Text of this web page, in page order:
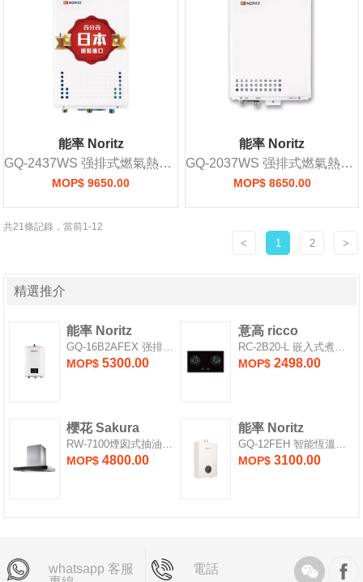
能率 Noritz
GQ-2437WS 强排式燃氣熱水爐
MOP$ 9650.00
能率 Noritz
GQ-2037WS 强排式燃氣熱水爐
MOP$ 8650.00
共21條記錄，當前1-12
< 1 2 >
精選推介
能率 Noritz
GQ-16B2AFEX 强排式燃氣熱水爐
MOP$ 5300.00
意高 ricco
RC-2B20-L 嵌入式煮食爐
MOP$2498.00
櫻花 Sakura
RW-7100煙囱式抽油煙機
MOP$ 4800.00
能率 Noritz
GQ-12FEH 智能恆溫强排燃氣熱水爐
MOP$3100.00
whatsapp 客服
電話